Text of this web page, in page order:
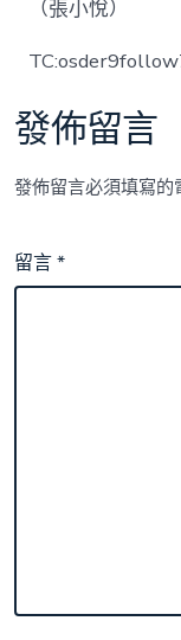
（張小悅）
發佈留言
發佈留言必須填寫的
留言*